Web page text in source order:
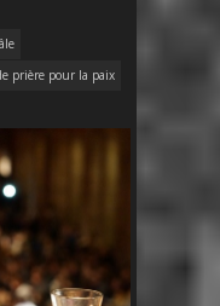
prière pour la paix